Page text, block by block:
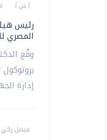
أ ش أ
رئيس
المصري
وقّع
إدارة
فيصل زكي